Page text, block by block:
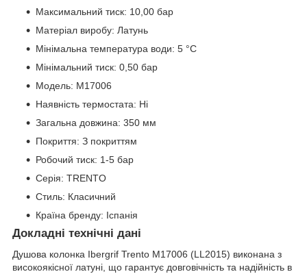
Максимальний тиск: 10,00 бар
Матеріал виробу: Латунь
Мінімальна температура води: 5 °C
Мінімальний тиск: 0,50 бар
Модель: M17006
Наявність термостата: Ні
Загальна довжина: 350 мм
Покриття: З покриттям
Робочий тиск: 1-5 бар
Серія: TRENTO
Стиль: Класичний
Країна бренду: Іспанія
Докладні технічні дані
Душова колонка Ibergrif Trento M17006 (LL2015) виконана з
високоякісної латуні, що гарантує довговічність та надійність в